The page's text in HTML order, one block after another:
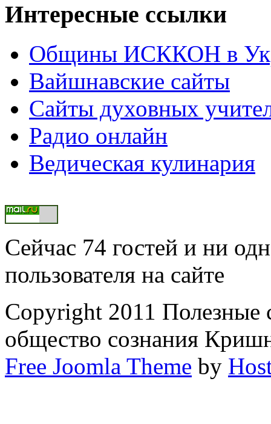
Интересные ссылки
Общины ИСККОН в
Вайшнавские сайты
Сайты духовных
Радио онлайн
Ведическая кулинария
Сейчас 74 гостей и ни
пользователя на сайте
Copyright 2011 Полезные
общество сознания
Free Joomla Theme by